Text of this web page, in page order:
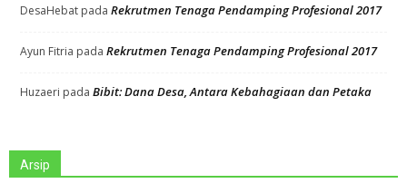
DesaHebat pada Rekrutmen Tenaga Pendamping Profesional 2017
Ayun Fitria pada Rekrutmen Tenaga Pendamping Profesional 2017
Huzaeri pada Bibit: Dana Desa, Antara Kebahagiaan dan Petaka
Arsip